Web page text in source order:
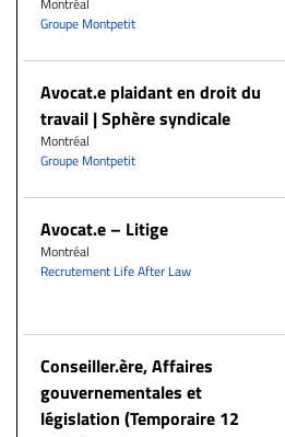
Groupe Montpetit
Avocat.e plaidant en droit du
travail | Sphère syndicale
Montréal
Groupe Montpetit
Avocat.e – Litige
Montréal
Recrutement Life After Law
Conseiller.ère, Affaires
gouvernementales et
législation (Temporaire 12